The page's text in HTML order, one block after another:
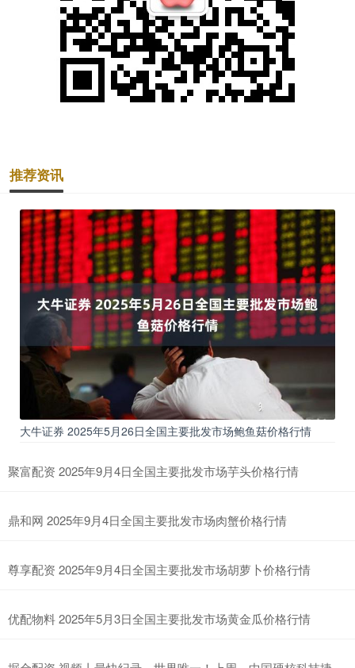
推荐资讯
大牛证券 2025年5月26日全国主要批发市场鲍鱼菇价格行情
聚富配资 2025年9月4日全国主要批发市场芋头价格行情
鼎和网 2025年9月4日全国主要批发市场肉蟹价格行情
尊享配资 2025年9月4日全国主要批发市场胡萝卜价格行情
优配物料 2025年5月3日全国主要批发市场黄金瓜价格行情